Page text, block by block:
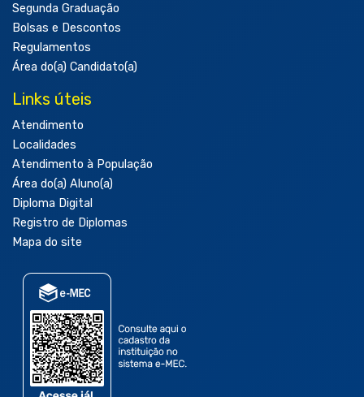
Segunda Graduação
Bolsas e Descontos
Regulamentos
Área do(a) Candidato(a)
Links úteis
Atendimento
Localidades
Atendimento à População
Área do(a) Aluno(a)
Diploma Digital
Registro de Diplomas
Mapa do site